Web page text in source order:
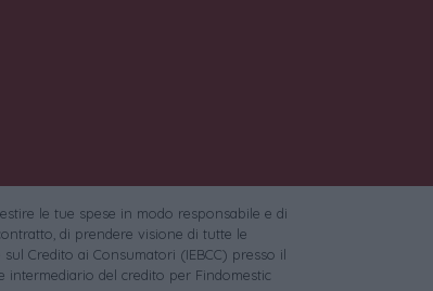
le tue spese in modo responsabile e di
di prendere visione di tutte le
Credito ai Consumatori (IEBCC) presso il
intermediario del credito per Findomestic